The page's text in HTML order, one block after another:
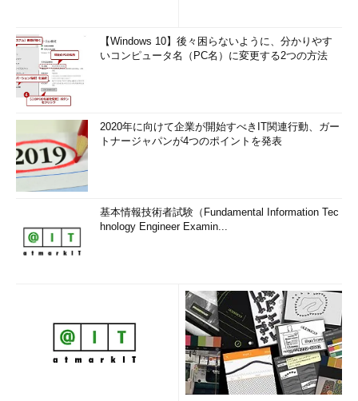
【Windows 10】後々困らないように、分かりやす
いコンピュータ名（PC名）に変更する2つの方法
2020年に向けて企業が開始すべきIT関連行動、ガー
トナージャパンが4つのポイントを発表
基本情報技術者試験（Fundamental Information Tec
hnology Engineer Examin...